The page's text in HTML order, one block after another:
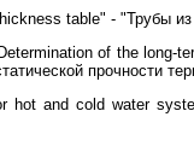
table" - "Трубы
of the
прочности
hot and cold water